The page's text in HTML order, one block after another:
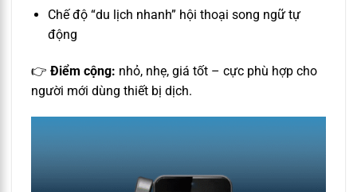
Chế độ “du lịch nhanh” hội thoại song ngữ tự
động
👉 Điểm cộng: nhỏ, nhẹ, giá tốt – cực phù hợp cho
người mới dùng thiết bị dịch.